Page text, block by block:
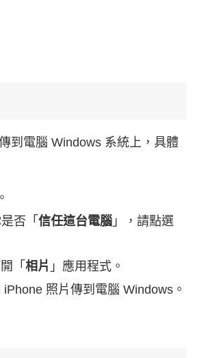
到電腦 Windows 系統上，具體
否「 信任這台電腦 」，請點選
「 相片 」應用程式。
照片傳到電腦 Windows。